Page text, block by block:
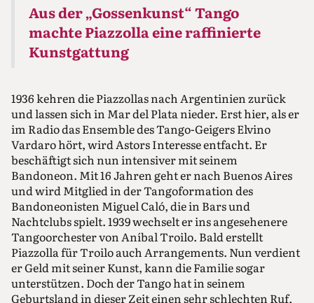
Aus der „Gossenkunst“ Tango
machte Piazzolla eine raffinierte
Kunstgattung
1936 kehren die Piazzollas nach Argentinien zurück
und lassen sich in Mar del Plata nieder. Erst hier, als er
im Radio das Ensemble des Tango-Geigers Elvino
Vardaro hört, wird Astors Interesse entfacht. Er
beschäftigt sich nun intensiver mit seinem
Bandoneon. Mit 16 Jahren geht er nach Buenos Aires
und wird Mitglied in der Tangoformation des
Bandoneonisten Miguel Caló, die in Bars und
Nachtclubs spielt. 1939 wechselt er ins angesehenere
Tangoorchester von Aníbal Troilo. Bald erstellt
Piazzolla für Troilo auch Arrangements. Nun verdient
er Geld mit seiner Kunst, kann die Familie sogar
unterstützen. Doch der Tango hat in seinem
Geburtsland in dieser Zeit einen sehr schlechten Ruf,